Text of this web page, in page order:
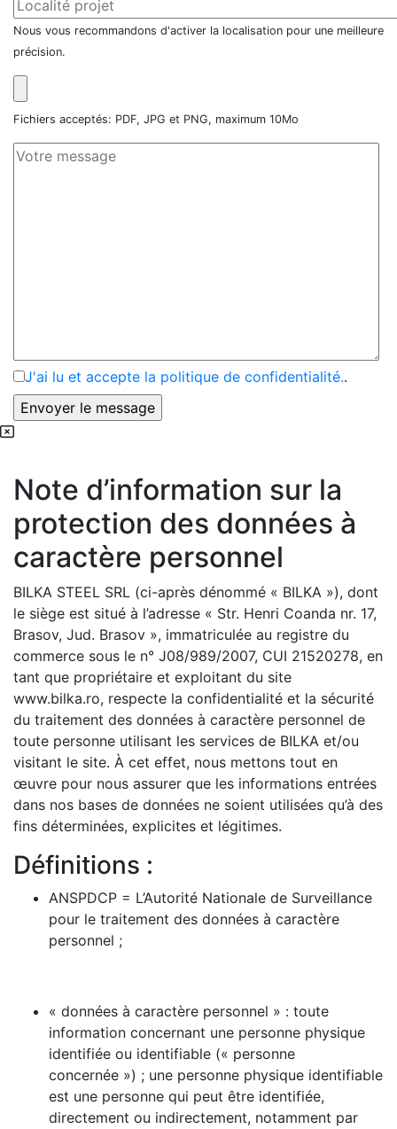
Nous vous recommandons d'activer la localisation pour une meilleure
précision.
Fichiers acceptés: PDF, JPG et PNG, maximum 10Mo
J'ai lu et accepte la politique de confidentialité..
Note d’information sur la
protection des données à
caractère personnel
BILKA STEEL SRL (ci-après dénommé « BILKA »), dont
le siège est situé à l’adresse « Str. Henri Coanda nr. 17,
Brasov, Jud. Brasov », immatriculée au registre du
commerce sous le n° J08/989/2007, CUI 21520278, en
tant que propriétaire et exploitant du site
www.bilka.ro, respecte la confidentialité et la sécurité
du traitement des données à caractère personnel de
toute personne utilisant les services de BILKA et/ou
visitant le site. À cet effet, nous mettons tout en
œuvre pour nous assurer que les informations entrées
dans nos bases de données ne soient utilisées qu’à des
fins déterminées, explicites et légitimes.
Définitions :
ANSPDCP = L’Autorité Nationale de Surveillance
pour le traitement des données à caractère
personnel ;
« données à caractère personnel » : toute
information concernant une personne physique
identifiée ou identifiable (« personne
concernée ») ; une personne physique identifiable
est une personne qui peut être identifiée,
directement ou indirectement, notamment par